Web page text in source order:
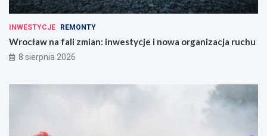
INWESTYCJE REMONTY
Wrocław na fali zmian: inwestycje i nowa organizacja ruchu
8 sierpnia 2026